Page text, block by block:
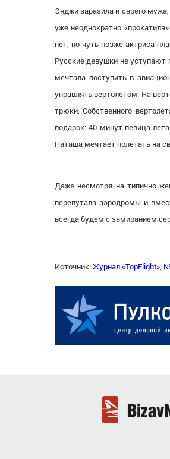
Энджи заразила и своего
уже неоднократно
нет, но чуть позже актриса
Русские девушки не
мечтала поступить в
управлять вертолетом. На
трюки. Собственного
подарок: 40 минут певица
Наташа мечтает полетать на
Даже несмотря на типично
перепутала аэродромы и
всегда будем с замиранием
Источник: Журнал «TopFlight»,